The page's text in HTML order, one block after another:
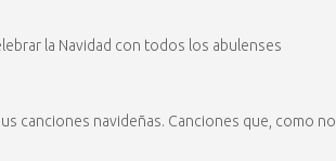
la Navidad con todos los abulenses
canciones navideñas. Canciones que, como no